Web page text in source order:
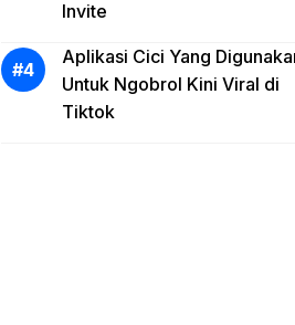
Invite
Aplikasi Cici Yang
Untuk Ngobrol Kini Viral di
Tiktok